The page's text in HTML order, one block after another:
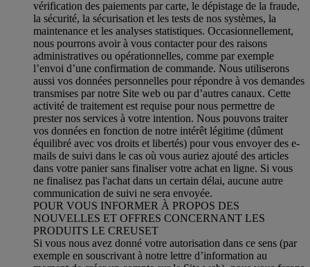
vérification des paiements par carte, le dépistage de la fraude,
la sécurité, la sécurisation et les tests de nos systèmes, la
maintenance et les analyses statistiques. Occasionnellement,
nous pourrons avoir à vous contacter pour des raisons
administratives ou opérationnelles, comme par exemple
l’envoi d’une confirmation de commande. Nous utiliserons
aussi vos données personnelles pour répondre à vos demandes
transmises par notre Site web ou par d’autres canaux. Cette
activité de traitement est requise pour nous permettre de
prester nos services à votre intention. Nous pouvons traiter
vos données en fonction de notre intérêt légitime (dûment
équilibré avec vos droits et libertés) pour vous envoyer des e-
mails de suivi dans le cas où vous auriez ajouté des articles
dans votre panier sans finaliser votre achat en ligne. Si vous
ne finalisez pas l'achat dans un certain délai, aucune autre
communication de suivi ne sera envoyée.
POUR VOUS INFORMER À PROPOS DES
NOUVELLES ET OFFRES CONCERNANT LES
PRODUITS LE CREUSET
Si vous nous avez donné votre autorisation dans ce sens (par
exemple en souscrivant à notre lettre d’information au